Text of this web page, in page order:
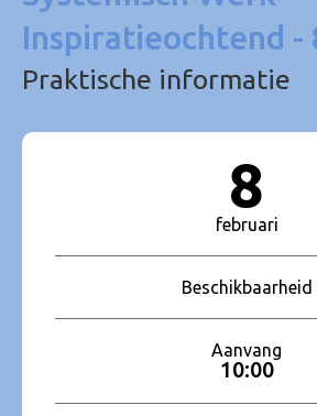
Inspiratieochtend -
Praktische informatie
8
februari
Beschikbaarheid
Aanvang
10:00